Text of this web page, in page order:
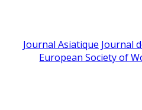
Journal Asiatique Journal
European Society of